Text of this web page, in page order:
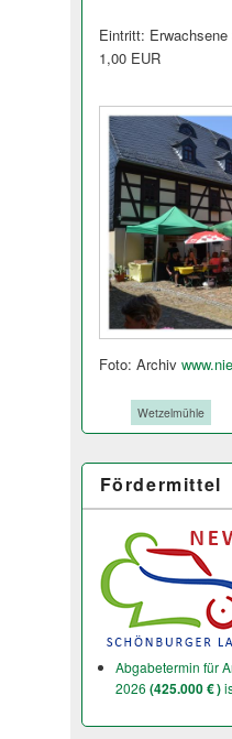
Eintritt:
1,00 EUR
Foto: Archiv
Wetzelmühle
Fördermittel
Abgabetermin für
2026 (425.000 € )